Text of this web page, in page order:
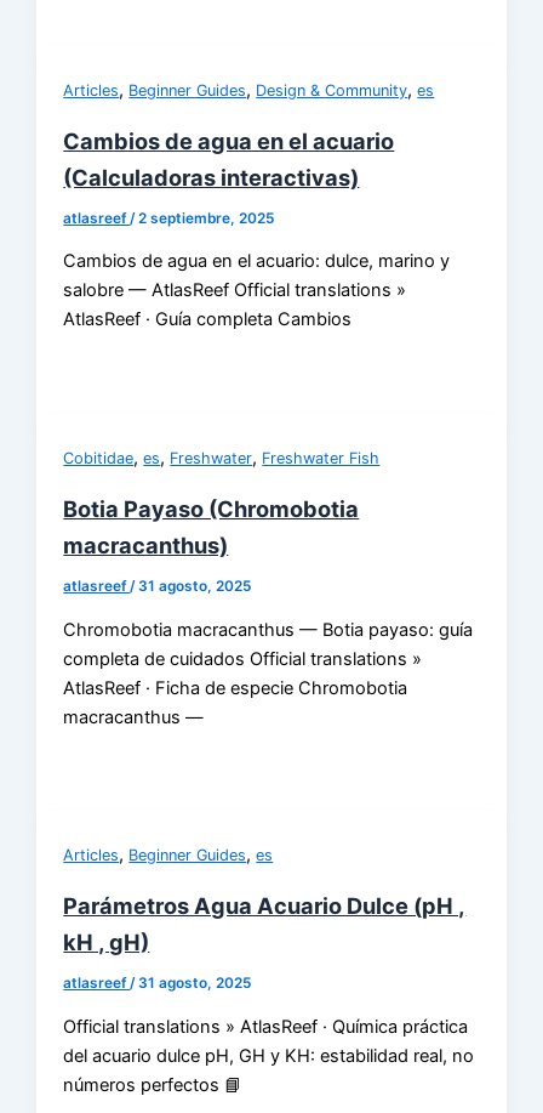
Articles, Beginner Guides, Design & Community,es
Cambios de agua en el acuario
(Calculadoras interactivas)
atlasreef /2 septiembre, 2025
Cambios de agua en el acuario: dulce, marino y
salobre — AtlasReef Official translations »
AtlasReef · Guía completa Cambios
Cobitidae,es, Freshwater, Freshwater Fish
Botia Payaso (Chromobotia
macracanthus)
atlasreef/31 agosto, 2025
Chromobotia macracanthus — Botia payaso: guía
completa de cuidados Official translations »
AtlasReef · Ficha de especie Chromobotia
macracanthus —
Articles, Beginner Guides,es
Parámetros Agua Acuario Dulce (pH ,
kH , gH)
atlasreef/31 agosto, 2025
Official translations » AtlasReef · Química práctica
del acuario dulce pH, GH y KH: estabilidad real, no
números perfectos 📘